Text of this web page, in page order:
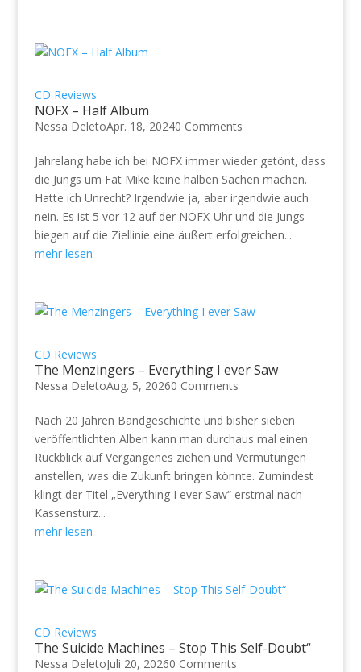
CD Reviews
NOFX – Half Album
Nessa DeletoApr. 18, 20240 Comments
Jahrelang habe ich bei NOFX immer wieder getönt, dass
die Jungs um Fat Mike keine halben Sachen machen.
Hatte ich Unrecht? Irgendwie ja, aber irgendwie auch
nein. Es ist 5 vor 12 auf der NOFX-Uhr und die Jungs
biegen auf die Ziellinie eine äußert erfolgreichen...
mehr lesen
CD Reviews
The Menzingers – Everything I ever Saw
Nessa DeletoAug. 5, 20260 Comments
Nach 20 Jahren Bandgeschichte und bisher sieben
veröffentlichten Alben kann man durchaus mal einen
Rückblick auf Vergangenes ziehen und Vermutungen
anstellen, was die Zukunft bringen könnte. Zumindest
klingt der Titel „Everything I ever Saw“ erstmal nach
Kassensturz...
mehr lesen
CD Reviews
The Suicide Machines – Stop This Self-Doubt“
Nessa DeletoJuli 20, 20260 Comments